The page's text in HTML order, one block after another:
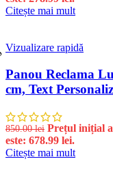
Citește mai mult
Vizualizare rapidă
Panou Reclama
cm, Text
850.00lei Prețul inițial
este: 678.99 lei.
Citește mai mult